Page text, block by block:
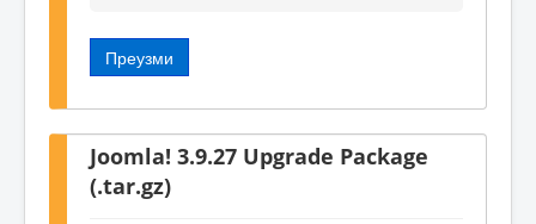
Преузми
Joomla! 3.9.27 Upgrade Package
(.tar.gz)